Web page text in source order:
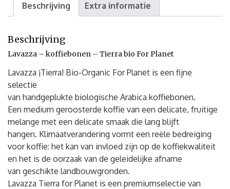
Beschrijving Extra informatie
Beschrijving
Lavazza – koffiebonen – Tierra bio For Planet
Lavazza ¡Tierra! Bio-Organic For Planet is een fijne
selectie
van handgeplukte biologische Arabica koffiebonen.
Een medium geroosterde koffie van een delicate, fruitige
melange met een delicate smaak die lang blijft
hangen. Klimaatverandering vormt een reële bedreiging
voor koffie: het kan van invloed zijn op de koffiekwaliteit
en het is de oorzaak van de geleidelijke afname
van geschikte landbouwgronden.
Lavazza Tierra for Planet is een premiumselectie van